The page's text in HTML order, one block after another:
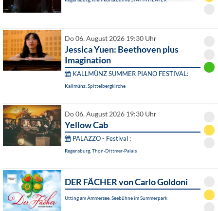
Do 06. August 2026 19:30 Uhr
Jessica Yuen: Beethoven plus
Imagination
KALLMÜNZ SUMMER PIANO FESTIVAL:
Kallmünz, Spittelbergkirche
Do 06. August 2026 19:30 Uhr
Yellow Cab
PALAZZO - Festival :
Regensburg, Thon-Dittmer-Palais
DER FÄCHER von Carlo Goldoni
Utting am Ammersee, Seebühne im Summerpark